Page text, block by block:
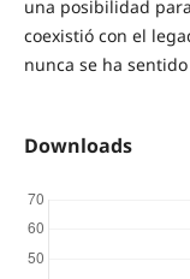
una posibilidad
coexistió con el
nunca se ha
Downloads